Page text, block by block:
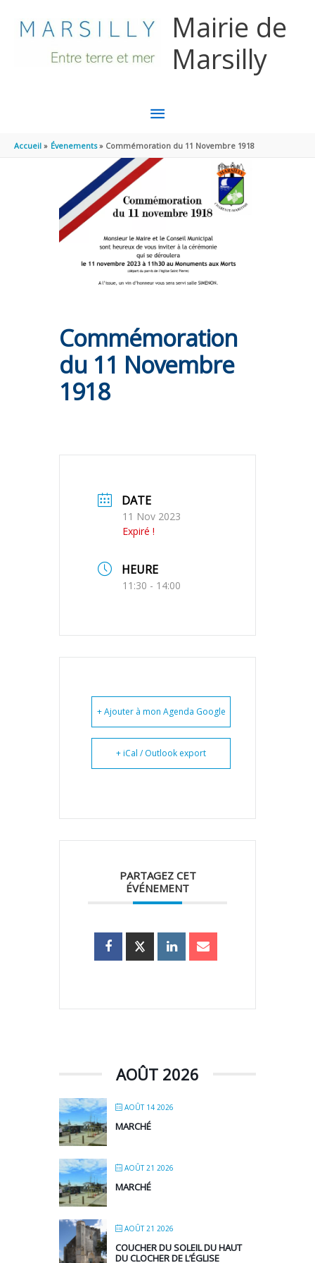
Mairie de
Marsilly
MENU
PRINCIPAL
Accueil Évenements Commémoration du 11 Novembre 1918
Commémoration
du 11 Novembre
1918
DATE
11 Nov 2023
Expiré !
HEURE
11:30 - 14:00
+ Ajouter à mon Agenda Google
+ iCal / Outlook export
PARTAGEZ CET
ÉVÉNEMENT
AOÛT 2026
AOÛT 14 2026
MARCHÉ
AOÛT 21 2026
MARCHÉ
AOÛT 21 2026
COUCHER DU SOLEIL DU HAUT
DU CLOCHER DE L’ÉGLISE